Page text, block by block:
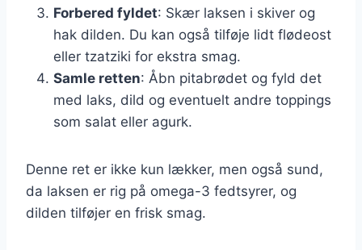
Forbered fyldet: Skær laksen i skiver og
hak dilden. Du kan også tilføje lidt flødeost
eller tzatziki for ekstra smag.
Samle retten: Åbn pitabrødet og fyld det
med laks, dild og eventuelt andre toppings
som salat eller agurk.
Denne ret er ikke kun lækker, men også sund,
da laksen er rig på omega-3 fedtsyrer, og
dilden tilføjer en frisk smag.